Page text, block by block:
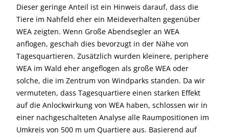
Dieser geringe Anteil ist ein Hinweis darauf, dass die
Tiere im Nahfeld eher ein Meideverhalten gegenüber
WEA zeigten. Wenn Große Abendsegler an WEA
anflogen, geschah dies bevorzugt in der Nähe von
Tagesquartieren. Zusätzlich wurden kleinere, periphere
WEA im Wald eher angeflogen als große WEA oder
solche, die im Zentrum von Windparks standen. Da wir
vermuteten, dass Tagesquartiere einen starken Effekt
auf die Anlockwirkung von WEA haben, schlossen wir in
einer nachgeschalteten Analyse alle Raumpositionen im
Umkreis von 500 m um Quartiere aus. Basierend auf